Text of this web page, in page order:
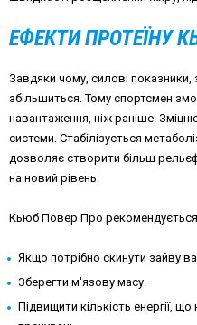
ЕФЕКТИ ПРОТЕЇНУ
Завдяки чому, силові
збільшиться. Тому спортсмен
навантаження, ніж раніше.
системи. Стабілізується
дозволяє створити більш
на новий рівень.
Кьюб Повер Про рекомендується
Якщо потрібно скинути зайву
Зберегти м'язову масу.
Підвищити кількість енергії,